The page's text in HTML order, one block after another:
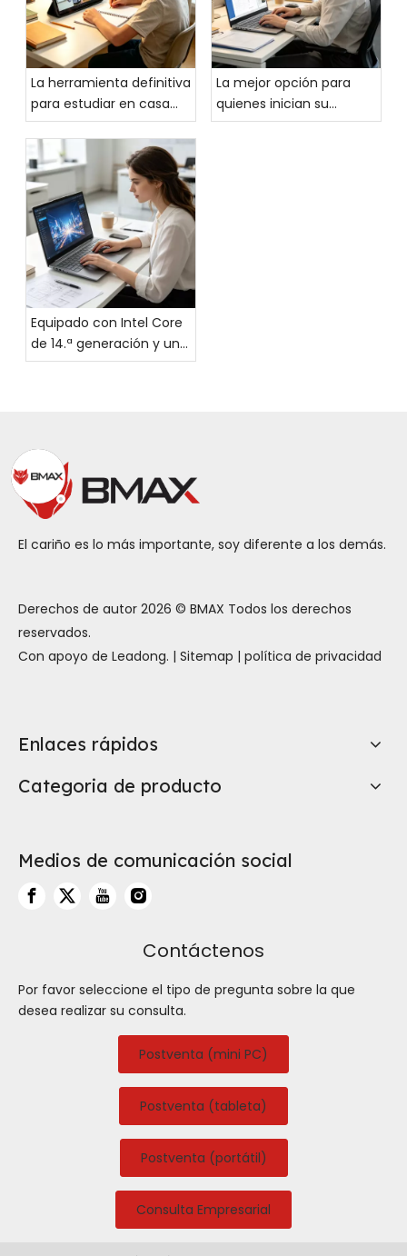
La herramienta definitiva
para estudiar en casa
durante las vacaciones:
la tableta de pantalla
grande BMAX MaxPad I14:
descubra una
experiencia de
aprendizaje nueva y
eficiente
La mejor opción para
quienes inician su
carrera: la BMAX
Equipado con Intel Core
de 14.ª generación y una
arquitectura Tri-Chip, el
IA
El cariño es lo más importante, soy diferente a los demás.
Derechos de autor 2026 © BMAX Todos los derechos
reservados.
Con apoyo de Leadong. | Sitemap | política de privacidad
Enlaces rápidos
Categoria de producto
Medios de comunicación social
Contáctenos
Por favor seleccione el tipo de pregunta sobre la que
desea realizar su consulta.
Postventa (mini PC)
Postventa (tableta)
Postventa (portátil)
Consulta Empresarial